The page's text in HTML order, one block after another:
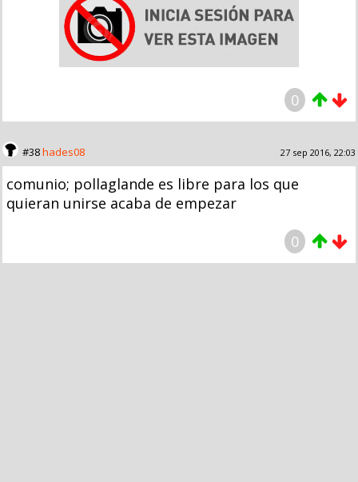
0
#38hades08 27 sep 2016, 22:03
comunio; pollaglande es libre para los que
quieran unirse acaba de empezar
0